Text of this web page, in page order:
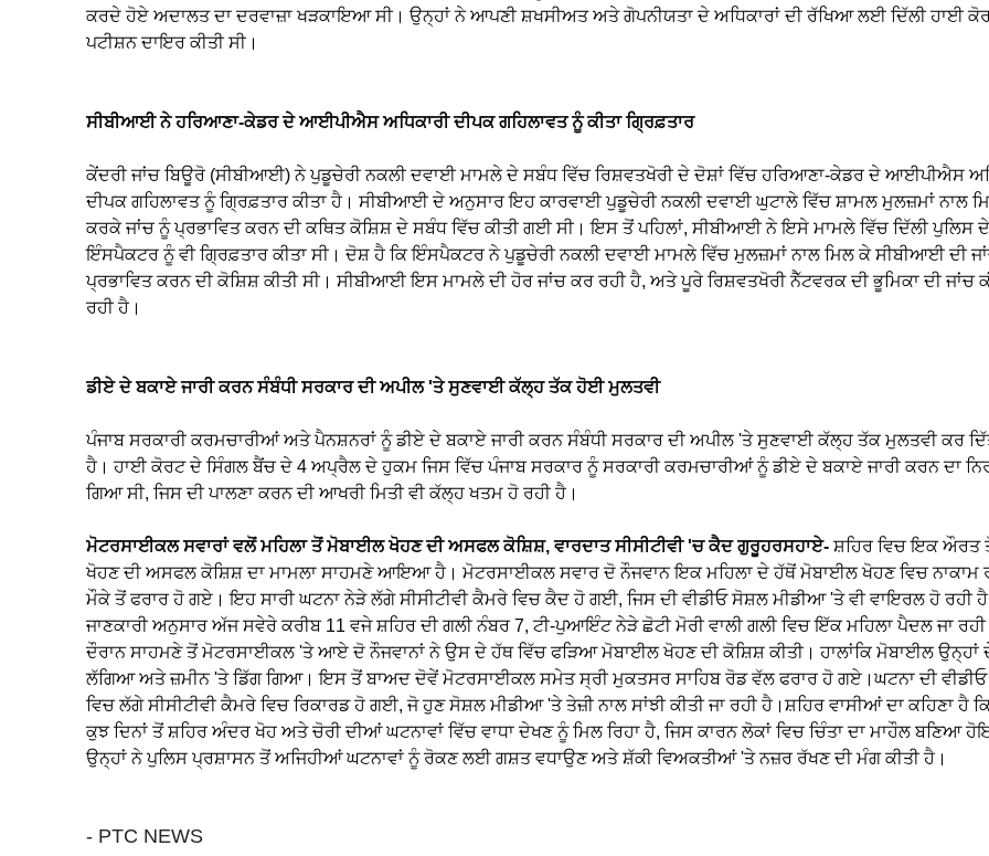
ਕਰਦੇ ਹੋਏ ਅਦਾਲਤ ਦਾ ਦਰਵਾਜ਼ਾ ਖੜਕਾਇਆ ਸੀ। ਉਨ੍ਹਾਂ ਨੇ ਆਪਣੀ ਸ਼ਖਸੀਅਤ ਅਤੇ ਗੋਪਨੀਯਤਾ ਦੇ ਅਧਿਕਾਰਾਂ ਦੀ ਰੱਖਿਆ ਲਈ ਦਿੱਲੀ ਹਾਈ
ਪਟੀਸ਼ਨ ਦਾਇਰ ਕੀਤੀ ਸੀ।
ਸੀਬੀਆਈ ਨੇ ਹਰਿਆਣਾ-ਕੇਡਰ ਦੇ ਆਈਪੀਐਸ ਅਧਿਕਾਰੀ ਦੀਪਕ ਗਹਿਲਾਵਤ ਨੂੰ ਕੀਤਾ ਗ੍ਰਿਫ਼ਤਾਰ
ਕੇਂਦਰੀ ਜਾਂਚ ਬਿਊਰੋ (ਸੀਬੀਆਈ) ਨੇ ਪੁਡੂਚੇਰੀ ਨਕਲੀ ਦਵਾਈ ਮਾਮਲੇ ਦੇ ਸਬੰਧ ਵਿੱਚ ਰਿਸ਼ਵਤਖੋਰੀ ਦੇ ਦੋਸ਼ਾਂ ਵਿੱਚ ਹਰਿਆਣਾ-ਕੇਡਰ ਦੇ ਆਈਪੀਐਸ
ਦੀਪਕ ਗਹਿਲਾਵਤ ਨੂੰ ਗ੍ਰਿਫ਼ਤਾਰ ਕੀਤਾ ਹੈ। ਸੀਬੀਆਈ ਦੇ ਅਨੁਸਾਰ ਇਹ ਕਾਰਵਾਈ ਪੁਡੂਚੇਰੀ ਨਕਲੀ ਦਵਾਈ ਘੁਟਾਲੇ ਵਿੱਚ ਸ਼ਾਮਲ ਮੁਲਜ਼ਮਾਂ ਨਾਲ
ਕਰਕੇ ਜਾਂਚ ਨੂੰ ਪ੍ਰਭਾਵਿਤ ਕਰਨ ਦੀ ਕਥਿਤ ਕੋਸ਼ਿਸ਼ ਦੇ ਸਬੰਧ ਵਿੱਚ ਕੀਤੀ ਗਈ ਸੀ। ਇਸ ਤੋਂ ਪਹਿਲਾਂ, ਸੀਬੀਆਈ ਨੇ ਇਸੇ ਮਾਮਲੇ ਵਿੱਚ ਦਿੱਲੀ ਪੁਲਿਸ
ਇੰਸਪੈਕਟਰ ਨੂੰ ਵੀ ਗ੍ਰਿਫ਼ਤਾਰ ਕੀਤਾ ਸੀ। ਦੋਸ਼ ਹੈ ਕਿ ਇੰਸਪੈਕਟਰ ਨੇ ਪੁਡੂਚੇਰੀ ਨਕਲੀ ਦਵਾਈ ਮਾਮਲੇ ਵਿੱਚ ਮੁਲਜ਼ਮਾਂ ਨਾਲ ਮਿਲ ਕੇ ਸੀਬੀਆਈ ਦੀ
ਪ੍ਰਭਾਵਿਤ ਕਰਨ ਦੀ ਕੋਸ਼ਿਸ਼ ਕੀਤੀ ਸੀ। ਸੀਬੀਆਈ ਇਸ ਮਾਮਲੇ ਦੀ ਹੋਰ ਜਾਂਚ ਕਰ ਰਹੀ ਹੈ, ਅਤੇ ਪੂਰੇ ਰਿਸ਼ਵਤਖੋਰੀ ਨੈੱਟਵਰਕ ਦੀ ਭੂਮਿਕਾ ਦੀ ਜਾਂਚ
ਰਹੀ ਹੈ।
ਡੀਏ ਦੇ ਬਕਾਏ ਜਾਰੀ ਕਰਨ ਸੰਬੰਧੀ ਸਰਕਾਰ ਦੀ ਅਪੀਲ 'ਤੇ ਸੁਣਵਾਈ ਕੱਲ੍ਹ ਤੱਕ ਹੋਈ ਮੁਲਤਵੀ
ਪੰਜਾਬ ਸਰਕਾਰੀ ਕਰਮਚਾਰੀਆਂ ਅਤੇ ਪੈਨਸ਼ਨਰਾਂ ਨੂੰ ਡੀਏ ਦੇ ਬਕਾਏ ਜਾਰੀ ਕਰਨ ਸੰਬੰਧੀ ਸਰਕਾਰ ਦੀ ਅਪੀਲ 'ਤੇ ਸੁਣਵਾਈ ਕੱਲ੍ਹ ਤੱਕ ਮੁਲਤਵੀ ਕਰ
ਹੈ। ਹਾਈ ਕੋਰਟ ਦੇ ਸਿੰਗਲ ਬੈਂਚ ਦੇ 4 ਅਪ੍ਰੈਲ ਦੇ ਹੁਕਮ ਜਿਸ ਵਿੱਚ ਪੰਜਾਬ ਸਰਕਾਰ ਨੂੰ ਸਰਕਾਰੀ ਕਰਮਚਾਰੀਆਂ ਨੂੰ ਡੀਏ ਦੇ ਬਕਾਏ ਜਾਰੀ ਕਰਨ ਦਾ
ਗਿਆ ਸੀ, ਜਿਸ ਦੀ ਪਾਲਣਾ ਕਰਨ ਦੀ ਆਖਰੀ ਮਿਤੀ ਵੀ ਕੱਲ੍ਹ ਖਤਮ ਹੋ ਰਹੀ ਹੈ।
ਮੋਟਰਸਾਈਕਲ ਸਵਾਰਾਂ ਵਲੋਂ ਮਹਿਲਾ ਤੋਂ ਮੋਬਾਈਲ ਖੋਹਣ ਦੀ ਅਸਫਲ ਕੋਸ਼ਿਸ਼, ਵਾਰਦਾਤ ਸੀਸੀਟੀਵੀ 'ਚ ਕੈਦ ਗੁਰੂਹਰਸਹਾਏ- ਸ਼ਹਿਰ ਵਿਚ ਇਕ ਔਰਤ
ਖੋਹਣ ਦੀ ਅਸਫਲ ਕੋਸ਼ਿਸ਼ ਦਾ ਮਾਮਲਾ ਸਾਹਮਣੇ ਆਇਆ ਹੈ। ਮੋਟਰਸਾਈਕਲ ਸਵਾਰ ਦੋ ਨੌਜਵਾਨ ਇਕ ਮਹਿਲਾ ਦੇ ਹੱਥੋਂ ਮੋਬਾਈਲ ਖੋਹਣ ਵਿਚ ਨਾਕਾਮ
ਮੌਕੇ ਤੋਂ ਫਰਾਰ ਹੋ ਗਏ। ਇਹ ਸਾਰੀ ਘਟਨਾ ਨੇੜੇ ਲੱਗੇ ਸੀਸੀਟੀਵੀ ਕੈਮਰੇ ਵਿਚ ਕੈਦ ਹੋ ਗਈ, ਜਿਸ ਦੀ ਵੀਡੀਓ ਸੋਸ਼ਲ ਮੀਡੀਆ 'ਤੇ ਵੀ ਵਾਇਰਲ ਹੋ ਰਹੀ
ਜਾਣਕਾਰੀ ਅਨੁਸਾਰ ਅੱਜ ਸਵੇਰੇ ਕਰੀਬ 11 ਵਜੇ ਸ਼ਹਿਰ ਦੀ ਗਲੀ ਨੰਬਰ 7, ਟੀ-ਪੁਆਇੰਟ ਨੇੜੇ ਛੋਟੀ ਮੋਰੀ ਵਾਲੀ ਗਲੀ ਵਿਚ ਇੱਕ ਮਹਿਲਾ ਪੈਦਲ ਜਾ
ਦੌਰਾਨ ਸਾਹਮਣੇ ਤੋਂ ਮੋਟਰਸਾਈਕਲ 'ਤੇ ਆਏ ਦੋ ਨੌਜਵਾਨਾਂ ਨੇ ਉਸ ਦੇ ਹੱਥ ਵਿੱਚ ਫੜਿਆ ਮੋਬਾਈਲ ਖੋਹਣ ਦੀ ਕੋਸ਼ਿਸ਼ ਕੀਤੀ। ਹਾਲਾਂਕਿ ਮੋਬਾਈਲ ਉਨ੍ਹਾਂ
ਲੱਗਿਆ ਅਤੇ ਜ਼ਮੀਨ 'ਤੇ ਡਿੱਗ ਗਿਆ। ਇਸ ਤੋਂ ਬਾਅਦ ਦੋਵੇਂ ਮੋਟਰਸਾਈਕਲ ਸਮੇਤ ਸ੍ਰੀ ਮੁਕਤਸਰ ਸਾਹਿਬ ਰੋਡ ਵੱਲ ਫਰਾਰ ਹੋ ਗਏ।ਘਟਨਾ ਦੀ
ਵਿਚ ਲੱਗੇ ਸੀਸੀਟੀਵੀ ਕੈਮਰੇ ਵਿਚ ਰਿਕਾਰਡ ਹੋ ਗਈ, ਜੋ ਹੁਣ ਸੋਸ਼ਲ ਮੀਡੀਆ 'ਤੇ ਤੇਜ਼ੀ ਨਾਲ ਸਾਂਝੀ ਕੀਤੀ ਜਾ ਰਹੀ ਹੈ।ਸ਼ਹਿਰ ਵਾਸੀਆਂ ਦਾ ਕਹਿਣਾ ਹੈ
ਕੁਝ ਦਿਨਾਂ ਤੋਂ ਸ਼ਹਿਰ ਅੰਦਰ ਖੋਹ ਅਤੇ ਚੋਰੀ ਦੀਆਂ ਘਟਨਾਵਾਂ ਵਿੱਚ ਵਾਧਾ ਦੇਖਣ ਨੂੰ ਮਿਲ ਰਿਹਾ ਹੈ, ਜਿਸ ਕਾਰਨ ਲੋਕਾਂ ਵਿਚ ਚਿੰਤਾ ਦਾ ਮਾਹੌਲ ਬਣਿਆ
ਉਨ੍ਹਾਂ ਨੇ ਪੁਲਿਸ ਪ੍ਰਸ਼ਾਸਨ ਤੋਂ ਅਜਿਹੀਆਂ ਘਟਨਾਵਾਂ ਨੂੰ ਰੋਕਣ ਲਈ ਗਸ਼ਤ ਵਧਾਉਣ ਅਤੇ ਸ਼ੱਕੀ ਵਿਅਕਤੀਆਂ 'ਤੇ ਨਜ਼ਰ ਰੱਖਣ ਦੀ ਮੰਗ ਕੀਤੀ ਹੈ।
- PTC NEWS